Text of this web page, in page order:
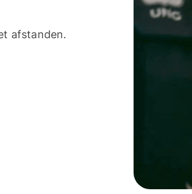
afstanden.